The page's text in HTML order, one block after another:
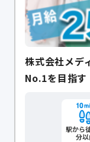
株式会社メデ
No.1を目指す
駅から
分以